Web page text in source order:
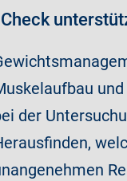
der